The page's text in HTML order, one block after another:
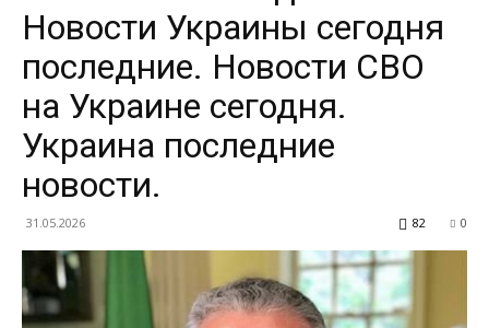
Новости Украины сегодня
последние. Новости СВО
на Украине сегодня.
Украина последние
новости.
31.05.2026 0
82